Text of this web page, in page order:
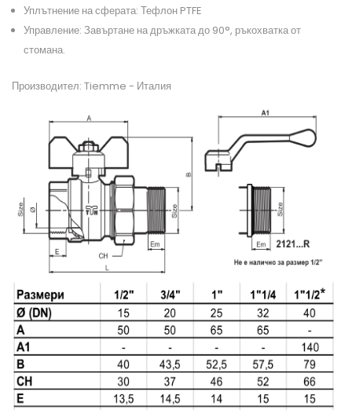
Уплътнение на сферата: Тефлон PTFE
Управление: Завъртане на дръжката до 90°, ръкохватка от
стомана.
Производител: Tiemme - Италия